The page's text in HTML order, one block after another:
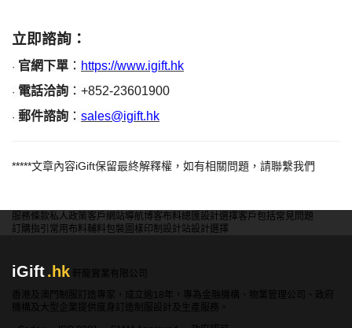
立即諮詢：
· 官網下單 ： https://www.igift.hk
· 電話洽詢 ： +852-23601900
· 郵件諮詢 ： sales@igift.hk
*****文章內容iGift保留最終解釋權，如有相關問題，請聯繫我們
服務條款私人政策客戶 網站導航博客布料總匯設計選擇客戶包括常見問題
訂購指引 常用布料輔料包裝 圖樣印制 設計站設計選擇
iGift.hk
軒龍實業有限公司
香港及澳門制服訂造專家，成立逾18年，專為金融機構、物業管理公司、政府
機構及大型企業提供度身訂造制服設計及生產服務。